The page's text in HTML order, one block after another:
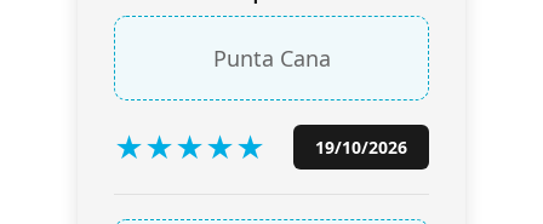
Punta Cana
★★★★★ 19/10/2026